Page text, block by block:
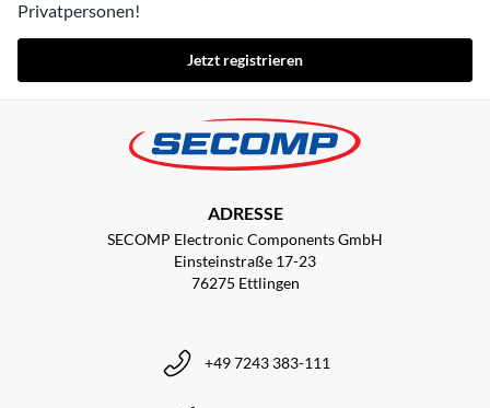
Privatpersonen!
Jetzt registrieren
ADRESSE
SECOMP Electronic Components GmbH
Einsteinstraße 17-23
76275 Ettlingen
+49 7243 383-111